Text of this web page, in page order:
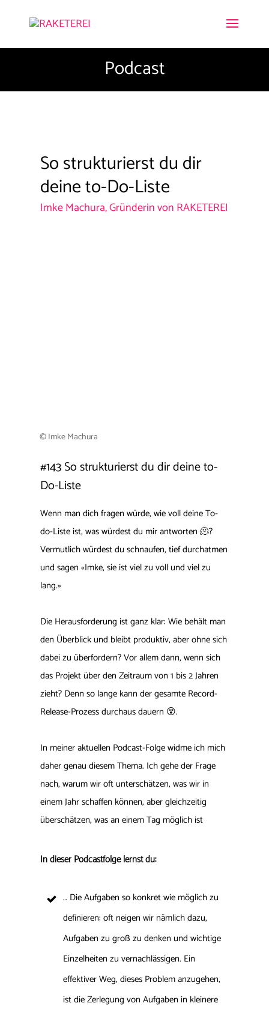
Podcast
So strukturierst du dir
deine to-Do-Liste
Imke Machura, Gründerin von RAKETEREI
© Imke Machura
#143 So strukturierst du dir deine to-
Do-Liste
Wenn man dich fragen würde, wie voll deine To-
do-Liste ist, was würdest du mir antworten 🫠?
Vermutlich würdest du schnaufen, tief durchatmen
und sagen «Imke, sie ist viel zu voll und viel zu
lang.»
Die Herausforderung ist ganz klar: Wie behält man
den Überblick und bleibt produktiv, aber ohne sich
dabei zu überfordern? Vor allem dann, wenn sich
das Projekt über den Zeitraum von 1 bis 2 Jahren
zieht? Denn so lange kann der gesamte Record-
Release-Prozess durchaus dauern 😵.
In meiner aktuellen Podcast-Folge widme ich mich
daher genau diesem Thema. Ich gehe der Frage
nach, warum wir oft unterschätzen, was wir in
einem Jahr schaffen können, aber gleichzeitig
überschätzen, was an einem Tag möglich ist
In dieser Podcastfolge lernst du:
… Die Aufgaben so konkret wie möglich zu
definieren: oft neigen wir nämlich dazu,
Aufgaben zu groß zu denken und wichtige
Einzelheiten zu vernachlässigen. Ein
effektiver Weg, dieses Problem anzugehen,
ist die Zerlegung von Aufgaben in kleinere